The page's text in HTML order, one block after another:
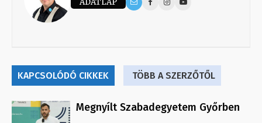
ADATLAP
KAPCSOLÓDÓ CIKKEK TÖBB A SZERZŐTŐL
Megnyílt Szabadegyetem Győrben